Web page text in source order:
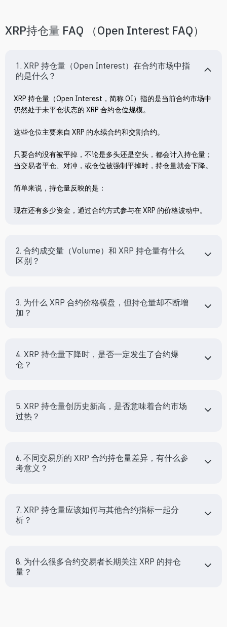
XRP持仓量 FAQ （Open Interest FAQ）
1. XRP 持仓量（Open Interest）在合约市场中指
的是什么？
XRP 持仓量（Open Interest，简称 OI）指的是当前合约市场中
仍然处于未平仓状态的 XRP 合约仓位规模。
这些仓位主要来自 XRP 的永续合约和交割合约。
只要合约没有被平掉，不论是多头还是空头，都会计入持仓量；
当交易者平仓、对冲，或仓位被强制平掉时，持仓量就会下降。
简单来说，持仓量反映的是：
现在还有多少资金，通过合约方式参与在 XRP 的价格波动中。
2. 合约成交量（Volume）和 XRP 持仓量有什么
区别？
3. 为什么 XRP 合约价格横盘，但持仓量却不断增
加？
4. XRP 持仓量下降时，是否一定发生了合约爆
仓？
5. XRP 持仓量创历史新高，是否意味着合约市场
过热？
6. 不同交易所的 XRP 合约持仓量差异，有什么参
考意义？
7. XRP 持仓量应该如何与其他合约指标一起分
析？
8. 为什么很多合约交易者长期关注 XRP 的持仓
量？